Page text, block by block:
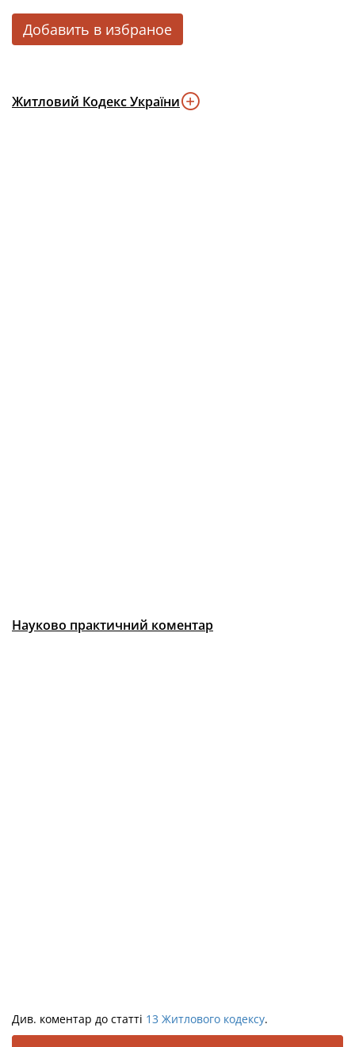
Добавить в избраное
Житловий Кодекс України
Науково практичний коментар
Див. коментар до статті 13 Житлового кодексу.